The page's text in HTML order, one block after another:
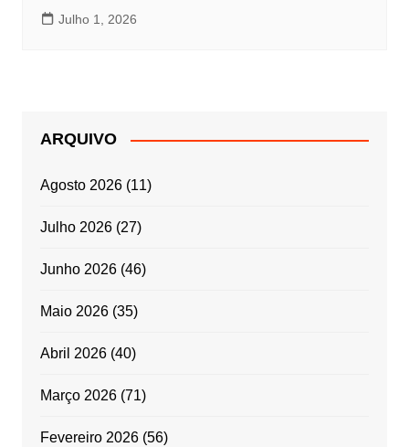
Julho 1, 2026
ARQUIVO
Agosto 2026(11)
Julho 2026(27)
Junho 2026(46)
Maio 2026(35)
Abril 2026(40)
Março 2026(71)
Fevereiro 2026(56)